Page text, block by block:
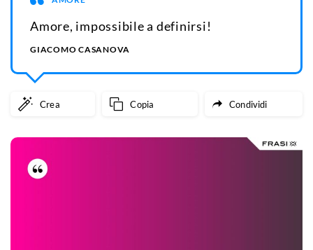
Amore, impossibile a definirsi!
GIACOMO CASANOVA
Crea Copia Condividi